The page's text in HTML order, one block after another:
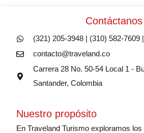
Contáctanos
(321) 205-3948 | (310) 582-7609
contacto@traveland.co
Carrera 28 No. 50-54 Local 1 -
Santander, Colombia
Nuestro propósito
En Traveland Turismo exploramos